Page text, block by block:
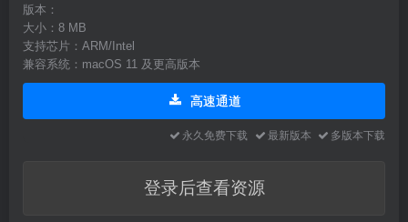
版本：
大小：8 MB
支持芯片：ARM/Intel
兼容系统：macOS 11 及更高版本
高速通道
永久免费下载 最新版本 多版本下载
登录后查看资源